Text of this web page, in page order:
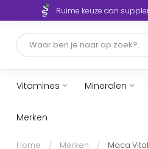
Ruime keuze aan
Vitamines Mineralen
Merken
Home / Merken / Maca Vital